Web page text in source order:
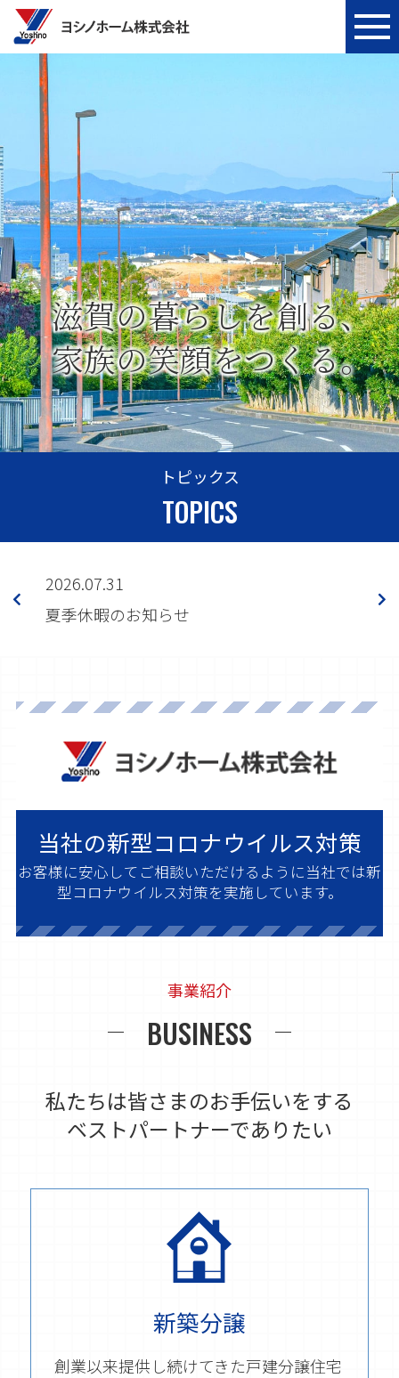
滋賀の暮らしを創る、
家族の笑顔をつくる。
トピックス
TOPICS
2026.07.31
夏季休暇のお知らせ
当社の新型コロナウイルス対策
お客様に安心してご相談いただけるように当社では新
型コロナウイルス対策を実施しています。
事業紹介
BUSINESS
私たちは皆さまのお手伝いをする
ベストパートナーでありたい
新築分譲
創業以来提供し続けてきた戸建分譲住宅